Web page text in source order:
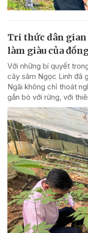
Tri thức dân gian
làm giàu của
Với những bí quyết
cây sâm Ngọc Linh đã
Ngãi không chỉ thoát
gắn bó với rừng, với